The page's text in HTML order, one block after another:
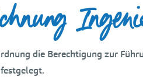
die Berechtigung zur